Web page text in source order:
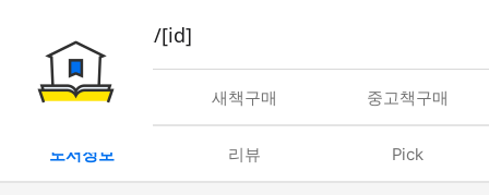
book/rent/[id]
대여 새책구매 중고책구매
도서정보 리뷰 Pick